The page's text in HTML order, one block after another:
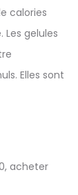
calories
gelules
Elles sont
acheter